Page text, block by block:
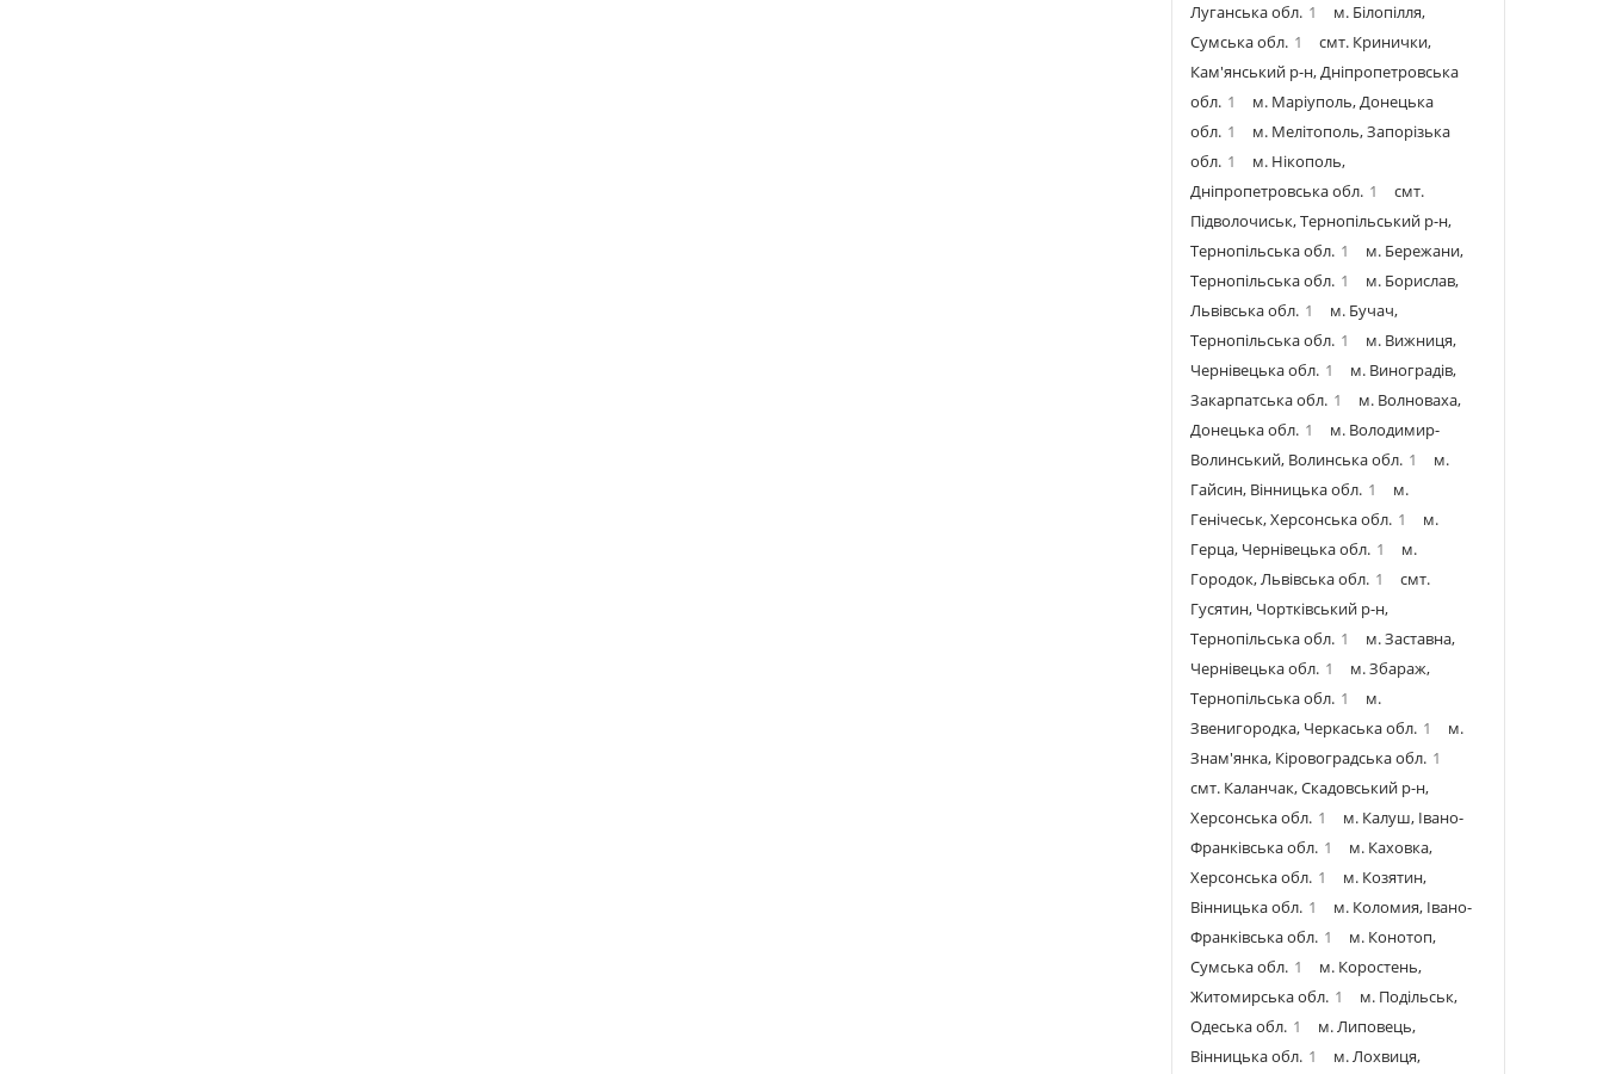
Луганська обл. 1
м. Білопілля,
Сумська обл. 1
смт. Кринички,
Кам'янський р-н, Дніпропетровська
обл. 1
м. Маріуполь, Донецька
обл. 1
м. Мелітополь, Запорізька
обл. 1
м. Нікополь,
Дніпропетровська обл. 1
смт.
Підволочиськ, Тернопільський р-н,
Тернопільська обл. 1
м. Бережани,
Тернопільська обл. 1
м. Борислав,
Львівська обл. 1
м. Бучач,
Тернопільська обл. 1
м. Вижниця,
Чернівецька обл. 1
м. Виноградів,
Закарпатська обл. 1
м. Волноваха,
Донецька обл. 1
м. Володимир-
Волинський, Волинська обл. 1
м.
Гайсин, Вінницька обл. 1
м.
Генічеськ, Херсонська обл. 1
м.
Герца, Чернівецька обл. 1
м.
Городок, Львівська обл. 1
смт.
Гусятин, Чортківський р-н,
Тернопільська обл. 1
м. Заставна,
Чернівецька обл. 1
м. Збараж,
Тернопільська обл. 1
м.
Звенигородка, Черкаська обл. 1
м.
Знам'янка, Кіровоградська обл. 1
смт. Каланчак, Скадовський р-н,
Херсонська обл. 1
м. Калуш, Івано-
Франківська обл. 1
м. Каховка,
Херсонська обл. 1
м. Козятин,
Вінницька обл. 1
м. Коломия, Івано-
Франківська обл. 1
м. Конотоп,
Сумська обл. 1
м. Коростень,
Житомирська обл. 1
м. Подільськ,
Одеська обл. 1
м. Липовець,
Вінницька обл. 1
м. Лохвиця,